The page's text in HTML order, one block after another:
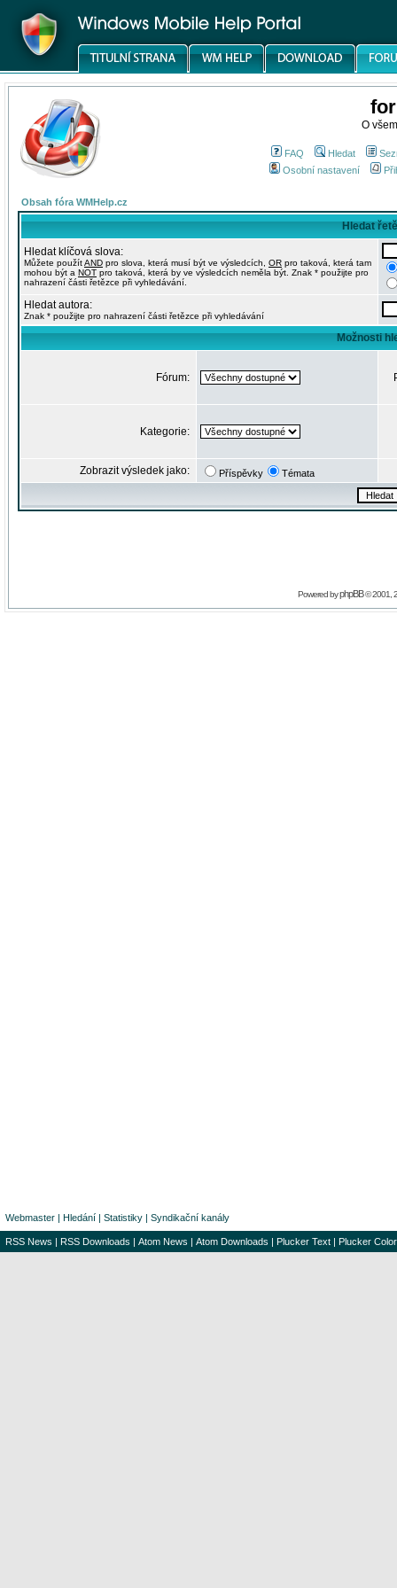
O
FAQ Hledat
Osobní nastavení
Obsah fóra WMHelp.cz
Hledat
Hledat klíčová slova:
Můžete použítAND pro slova, která musí být ve výsledcích, OR pro taková, která tam
mohou být a NOT pro taková, která by ve výsledcích neměla být. Znak * použijte pro
nahrazení části řetězce při vyhledávání.
Hledat autora:
Znak * použijte pro nahrazení části řetězce při vyhledávání
Možnosti
Fórum:
Kategorie:
Zobrazit výsledek jako: Příspěvky Témata
Powered byphpBB© 2001,
Webmaster | Hledání | Statistiky | Syndikační kanály
RSS News | RSS Downloads | Atom News | Atom Downloads | Plucker Text | Plucker Color